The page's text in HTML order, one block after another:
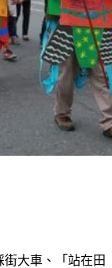
街大車、「站在田